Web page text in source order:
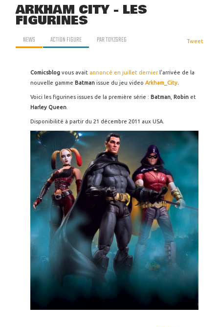
ARKHAM CITY - LES
FIGURINES
NEWS ACTION FIGURE PARTOYZGREG Tweet
Comicsblog vous avait annoncé en juillet dernierl'arrivée de la
nouvelle gamme Batman issue du jeu video Arkham_City.
Voici les figurines issues de la première série : Batman Robin et
Harley Queen
Disponibilité à partir du 21 décembre 2011 aux USA.